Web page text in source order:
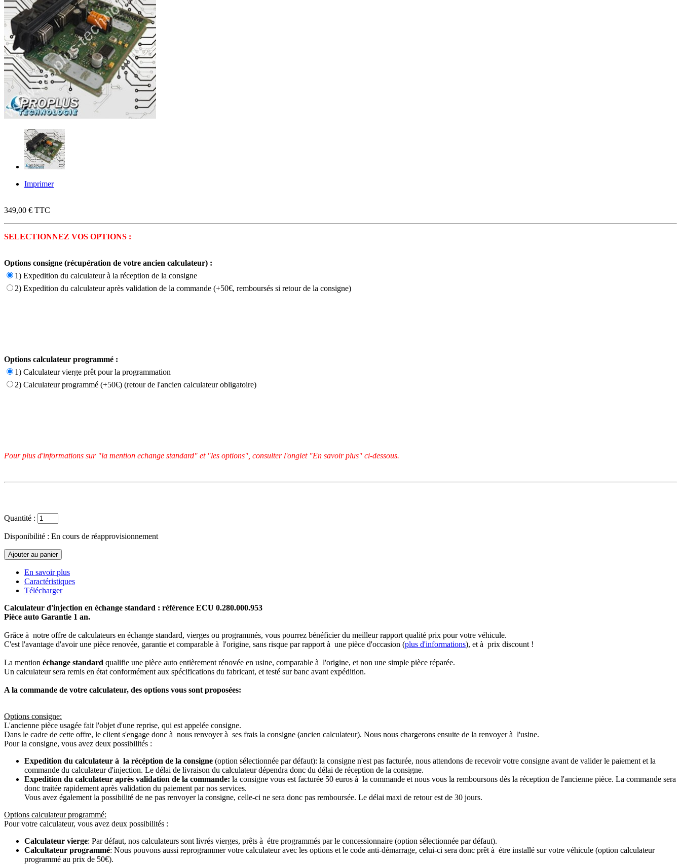
Imprimer
349,00 € TTC
SELECTIONNEZ VOS OPTIONS :
Options consigne (récupération de votre ancien calculateur) :
1) Expedition du calculateur à la réception de la consigne
2) Expedition du calculateur après validation de la commande (+50€, remboursés si retour de la consigne)
Options calculateur programmé :
1) Calculateur vierge prêt pour la programmation
2) Calculateur programmé (+50€) (retour de l'ancien calculateur obligatoire)
Pour plus d'informations sur "la mention echange standard" et "les options", consulter l'onglet "En savoir plus" ci-dessous.
Quantité :
Disponibilité : En cours de réapprovisionnement
En savoir plus
Caractéristiques
Télécharger
Calculateur d'injection en échange standard : référence ECU 0.280.000.953
Pièce auto Garantie 1 an.
Grâce à notre offre de calculateurs en échange standard, vierges ou programmés, vous pourrez bénéficier du meilleur rapport qualité prix pour votre véhicule.
C'est l'avantage d'avoir une pièce renovée, garantie et comparable à l'origine, sans risque par rapport à une pièce d'occasion (plus d'informations), et à prix discount !
La mention échange standard qualifie une pièce auto entièrement rénovée en usine, comparable à l'origine, et non une simple pièce réparée.
Un calculateur sera remis en état conformément aux spécifications du fabricant, et testé sur banc avant expédition.
A la commande de votre calculateur, des options vous sont proposées:
Options consigne:
L'ancienne pièce usagée fait l'objet d'une reprise, qui est appelée consigne.
Dans le cadre de cette offre, le client s'engage donc à nous renvoyer à ses frais la consigne (ancien calculateur). Nous nous chargerons ensuite de la renvoyer à l'usine.
Pour la consigne, vous avez deux possibilités :
Expedition du calculateur à la récéption de la consigne (option sélectionnée par défaut): la consigne n'est pas facturée, nous attendons de recevoir votre consigne avant de valider le paiement et la
commande du calculateur d'injection. Le délai de livraison du calculateur dépendra donc du délai de réception de la consigne.
Expedition du calculateur après validation de la commande: la consigne vous est facturée 50 euros à la commande et nous vous la remboursons dès la réception de l'ancienne pièce. La commande sera
donc traitée rapidement après validation du paiement par nos services.
Vous avez également la possibilité de ne pas renvoyer la consigne, celle-ci ne sera donc pas remboursée. Le délai maxi de retour est de 30 jours.
Options calculateur programmé:
Pour votre calculateur, vous avez deux possibilités :
Calculateur vierge: Par défaut, nos calculateurs sont livrés vierges, prêts à étre programmés par le concessionnaire (option sélectionnée par défaut).
Calcultateur programmé: Nous pouvons aussi reprogrammer votre calculateur avec les options et le code anti-démarrage, celui-ci sera donc prêt à étre installé sur votre véhicule (option calculateur
programmé au prix de 50€).